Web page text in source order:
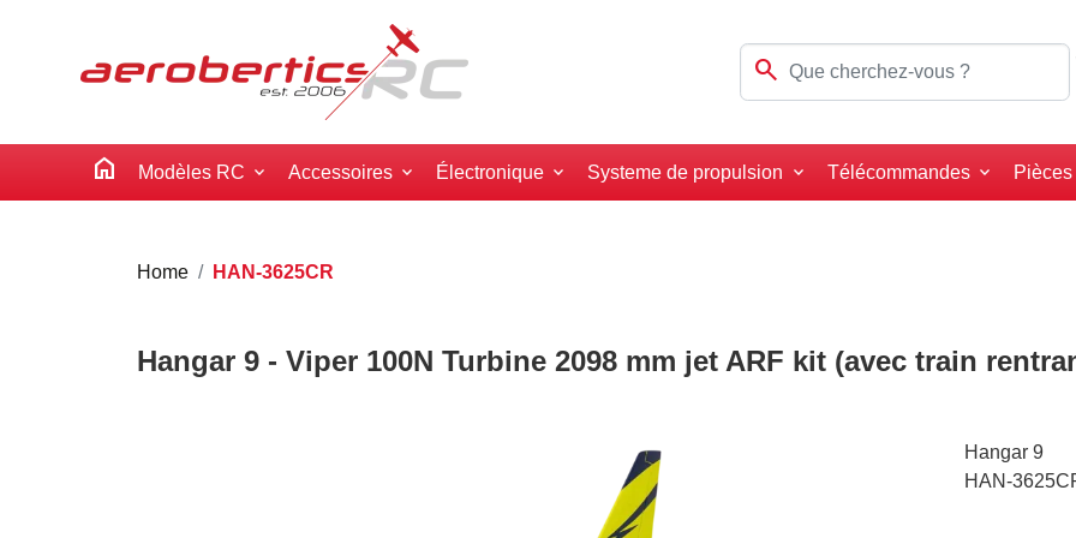
search
home Modèles RC Accessoires Électronique Systeme de propulsion Télécommandes
Home HAN-3625CR
Hangar 9 - Viper 100N Turbine 2098 mm jet ARF kit (avec train
Hangar 9
HAN-